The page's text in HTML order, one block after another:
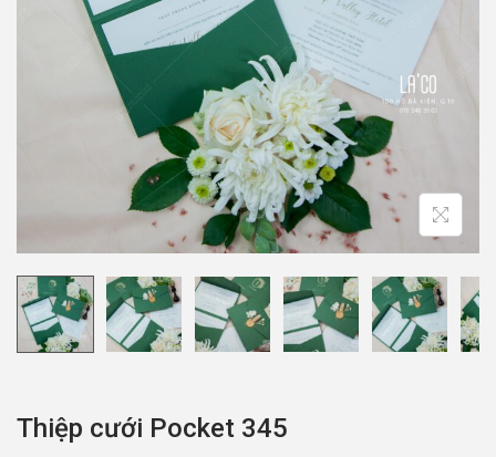
Thiệp cưới Pocket 345